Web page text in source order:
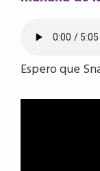
Espero que